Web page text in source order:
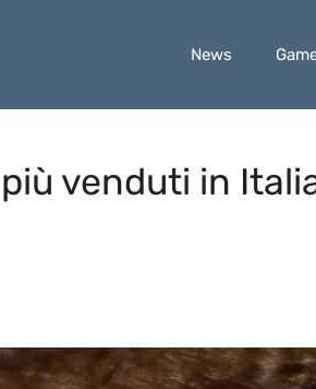
News
venduti in